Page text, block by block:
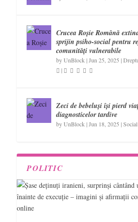
Crucea Roșie Română
sprijin psiho-social pentru
comunități vulnerabile
byUnBlock |Jun 25, 2025 |
|
Zeci de bebeluși își pierd
diagnosticelor tardive
byUnBlock |Jun 18, 2025 |Social
POLITIC